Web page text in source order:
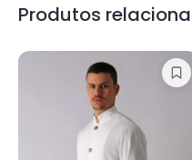
Produtos